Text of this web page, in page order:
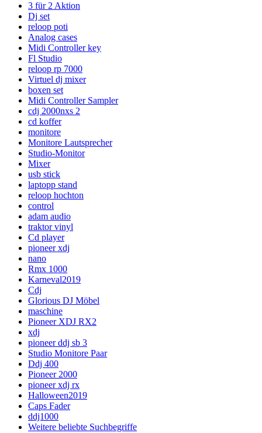
3 für 2 Aktion
Dj set
reloop poti
Analog cases
Midi Controller key
Fl Studio
reloop rp 7000
Virtuel dj mixer
boxen set
Midi Controller Sampler
cdj 2000nxs 2
cd koffer
monitore
Monitore Lautsprecher
Studio-Monitor
Mixer
usb stick
laptopp stand
reloop hochton
control
adam audio
traktor vinyl
Cd player
pioneer xdj
nano
Rmx 1000
Karneval2019
Cdj
Glorious DJ Möbel
maschine
Pioneer XDJ RX2
xdj
pioneer ddj sb 3
Studio Monitore Paar
Ddj 400
Pioneer 2000
pioneer xdj rx
Halloween2019
Caps Fader
ddj1000
Weitere beliebte Suchbegriffe